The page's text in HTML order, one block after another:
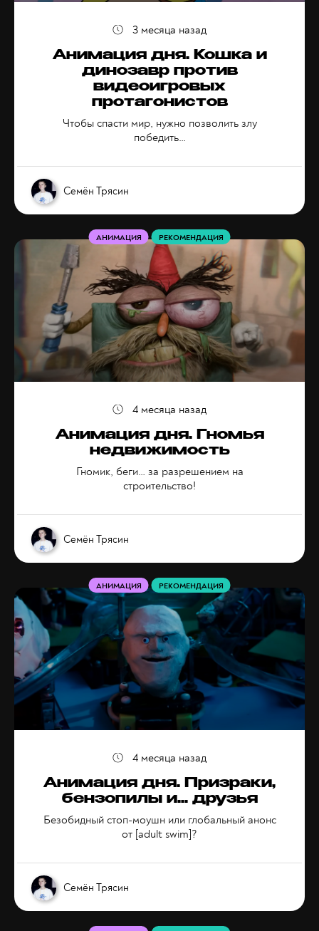
Анимация дня. Кошка и
динозавр против
видеоигровых
протагонистов
Чтобы спасти мир, нужно позволить злу
победить…
Семён Трясин
3 месяца назад
Анимация дня. Гномья
недвижимость
Гномик, беги… за разрешением на
строительство!
АНИМАЦИЯ РЕКОМЕНДАЦИЯ
Семён Трясин
4 месяца назад
Анимация дня. Призраки,
бензопилы и... друзья
Безобидный стоп-моушн или глобальный анонс
от [adult swim]?
АНИМАЦИЯ РЕКОМЕНДАЦИЯ
Семён Трясин
4 месяца назад